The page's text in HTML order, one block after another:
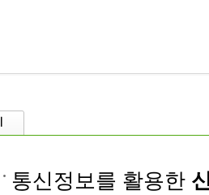
통신정보를 활용한